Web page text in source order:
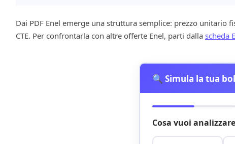
Dai PDF Enel emerge una struttura semplice: prezzo unitario
CTE. Per confrontarla con altre offerte Enel, parti dalla scheda
🔍 Simula la tua
Cosa vuoi